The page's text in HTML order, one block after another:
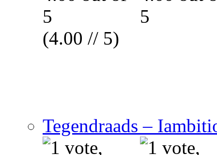
(4.00 // 5)
Tegendraads –